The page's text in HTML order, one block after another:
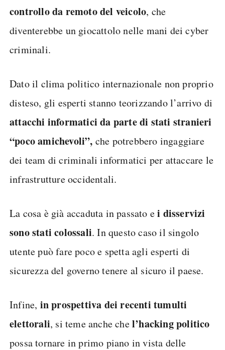
controllo da remoto del veicolo, che
diventerebbe un giocattolo nelle mani dei cyber
criminali.
Dato il clima politico internazionale non proprio
disteso, gli esperti stanno teorizzando l’arrivo di
attacchi informatici da parte di stati stranieri
“poco amichevoli”, che potrebbero ingaggiare
dei team di criminali informatici per attaccare le
infrastrutture occidentali.
La cosa è già accaduta in passato ei disservizi
sono stati colossali. In questo caso il singolo
utente può fare poco e spetta agli esperti di
sicurezza del governo tenere al sicuro il paese.
Infine, in prospettiva dei recenti tumulti
elettorali, si teme anche chel’hacking politico
possa tornare in primo piano in vista delle